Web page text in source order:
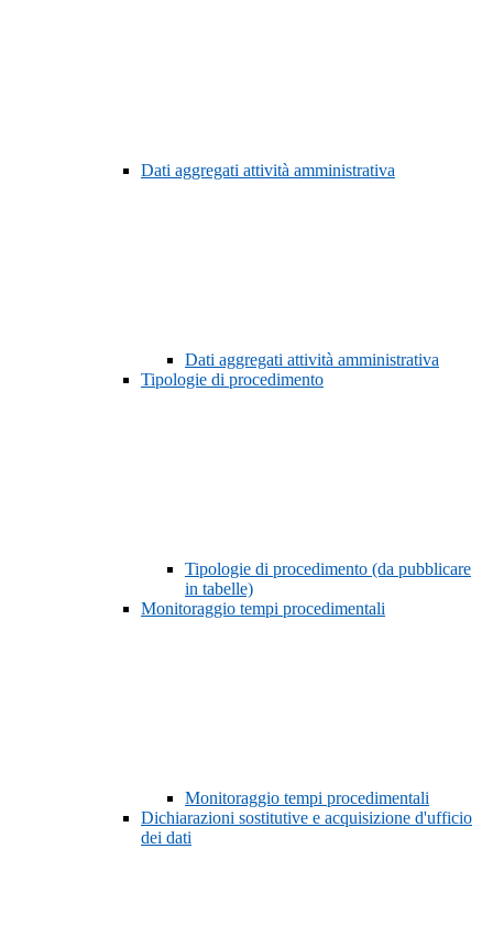
Dati aggregati attività amministrativa
Dati aggregati attività amministrativa
Tipologie di procedimento
Tipologie di procedimento (da pubblicare
in tabelle)
Monitoraggio tempi procedimentali
Monitoraggio tempi procedimentali
Dichiarazioni sostitutive e acquisizione d'ufficio
dei dati